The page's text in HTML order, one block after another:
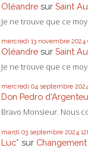
Oléandre sur Saint
Je ne trouve que ce
mercredi 13 novembre 2024
Oléandre sur Saint
Je ne trouve que ce
mercredi 04 septembre 2024
Don Pedro
Bravo Monsieur. Nous
mardi 03 septembre 2024
Luc* sur